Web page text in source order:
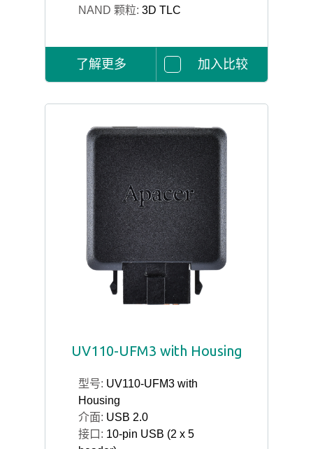
NAND 颗粒: 3D TLC
了解更多 加入比较
UV110-UFM3 with Housing
型号: UV110-UFM3 with
Housing
介面: USB 2.0
接口: 10-pin USB (2 x 5